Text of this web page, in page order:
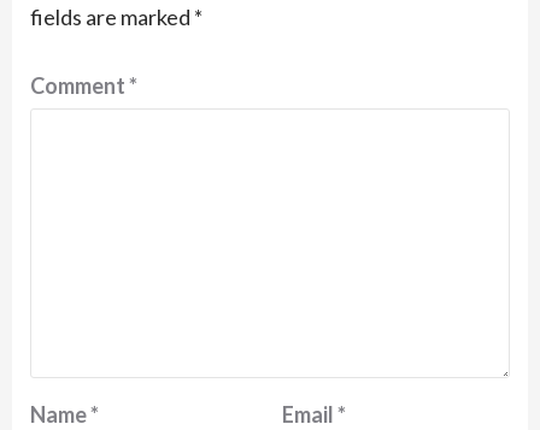
fields are marked *
Comment*
Name* Email*